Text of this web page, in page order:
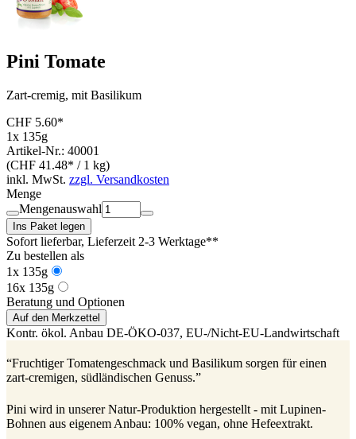
Pini Tomate
Zart-cremig, mit Basilikum
CHF 5.60*
1x 135g
Artikel-Nr.: 40001
(CHF 41.48* / 1 kg)
inkl. MwSt. zzgl. Versandkosten
Menge
Mengenauswahl
Ins Paket legen
Sofort lieferbar, Lieferzeit 2-3 Werktage**
Zu bestellen als
1x 135g
16x 135g
Beratung und Optionen
Auf den Merkzettel
Kontr. ökol. Anbau DE-ÖKO-037, EU-/Nicht-EU-Landwirtschaft
“Fruchtiger Tomatengeschmack und Basilikum sorgen für einen
zart-cremigen, südländischen Genuss.”
Pini wird in unserer Natur-Produktion hergestellt - mit Lupinen-
Bohnen aus eigenem Anbau: 100% vegan, ohne Hefeextrakt.